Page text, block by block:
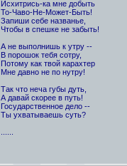
Исхитрись-ка мне добыть
То-Чаво-Не-Может-Быть!
Запиши себе названье,
Чтобы в спешке не забыть!
А не выполнишь к утру --
В порошок тебя сотру,
Потому как твой карахтер
Мне давно не по нутру!
Так что неча губы дуть,
А давай скорее в путь!
Государственное дело --
Ты ухватываешь суть?